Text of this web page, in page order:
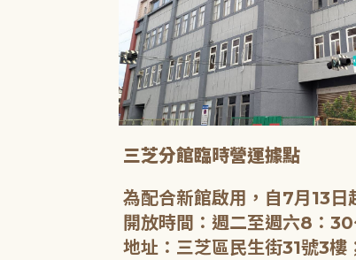
三芝分館臨時營運據點
為配合新館啟用，自7月13日
開放時間：週二至週六8：
地址：三芝區民生街31號3